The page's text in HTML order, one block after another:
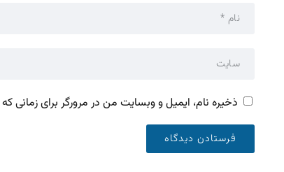
ذخیره نام، ایمیل و وبسایت من در مرورگر برای زمانی